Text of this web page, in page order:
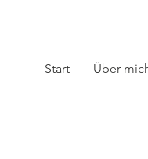
Start Über